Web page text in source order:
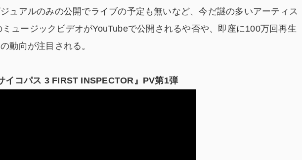
ュアルのみの公開でライブの予定も無いなど、今だ謎の多いアーティス
ミュージックビデオがYouTubeで公開されるや否や、即座に100万回再生
動向が注目される。
イコパス 3FIRST INSPECTOR』PV第1弾